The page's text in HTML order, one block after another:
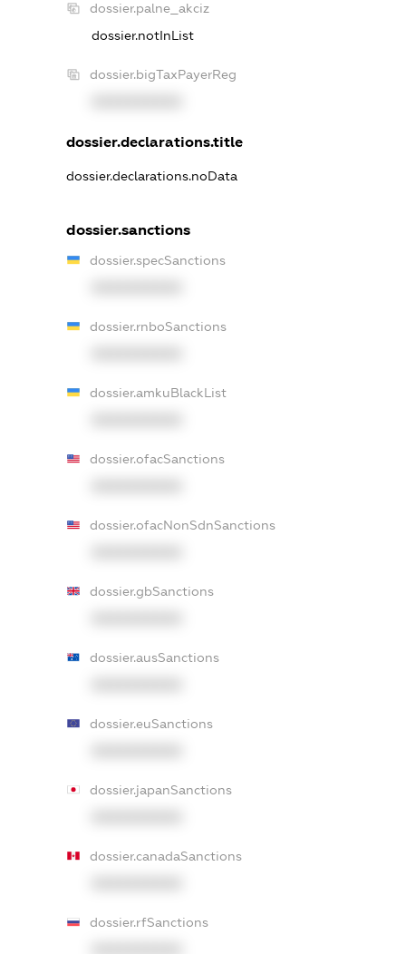
dossier.palne_akciz
dossier.notInList
dossier.bigTaxPayerReg
dossier.declarations.title
dossier.declarations.noData
dossier.sanctions
dossier.specSanctions
dossier.rnboSanctions
dossier.amkuBlackList
dossier.ofacSanctions
dossier.ofacNonSdnSanctions
dossier.gbSanctions
dossier.ausSanctions
dossier.euSanctions
dossier.japanSanctions
dossier.canadaSanctions
dossier.rfSanctions